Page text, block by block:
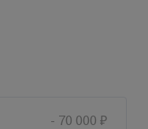
- 70 000 ₽